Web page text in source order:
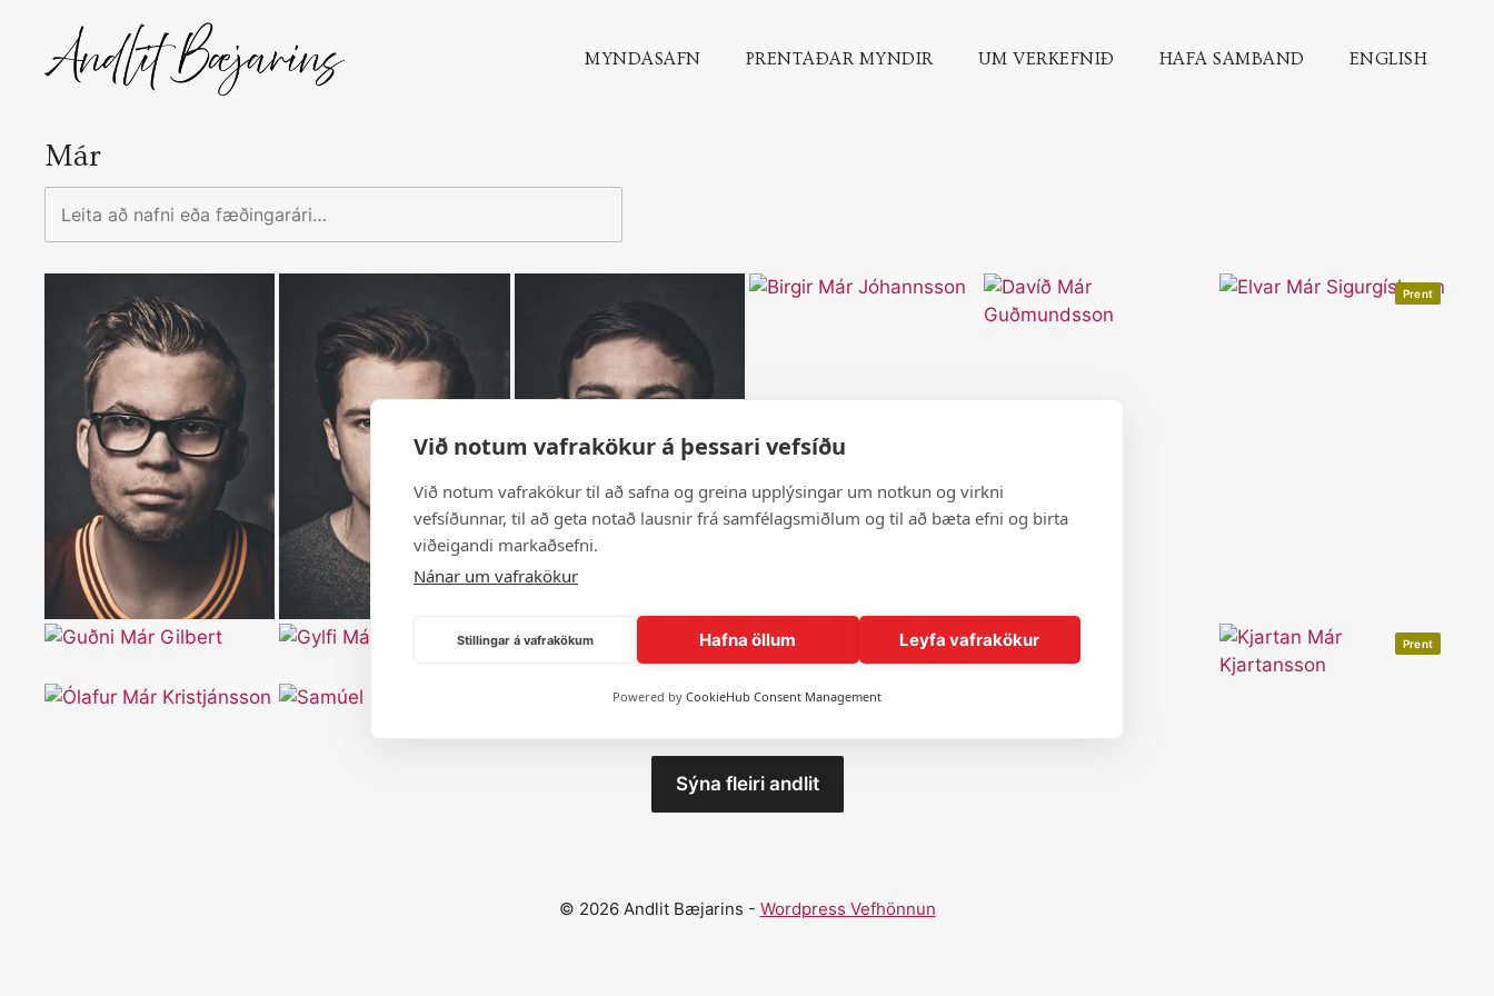
content
MYNDASAFN PRENTAÐAR MYNDIR UM VERKEFNIÐ HAFA SAMBAND ENGLISH
Már
að
fæðingarári…
Prent
Prent Prent
Sýna fleiri andlit
© 2026 Andlit Bæjarins - Wordpress Vefhönnun
Við notum vafrakökur á þessari vefsíðu
Við notum vafrakökur til að safna og greina upplýsingar um notkun og virkni
vefsíðunnar, til að geta notað lausnir frá samfélagsmiðlum og til að bæta efni og birta
viðeigandi markaðsefni.
Nánar um vafrakökur
Stillingar á vafrakökum Hafna öllum Leyfa vafrakökur
Powered by CookieHub Consent Management